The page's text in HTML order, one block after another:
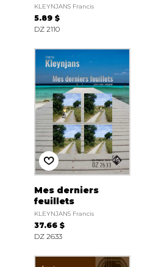
KLEYNJANS Francis
5.89 $
DZ 2110
Mes derniers
feuillets
KLEYNJANS Francis
37.66 $
DZ 2633